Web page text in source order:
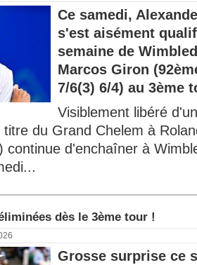
Ce samedi,
s'est aisément
semaine de
Marcos Giron
7/6(3) 6/4) au 3ème
Visiblement libéré
du Grand Chelem à
continue d'enchaîner à
dès le 3ème tour !
Grosse surprise ce